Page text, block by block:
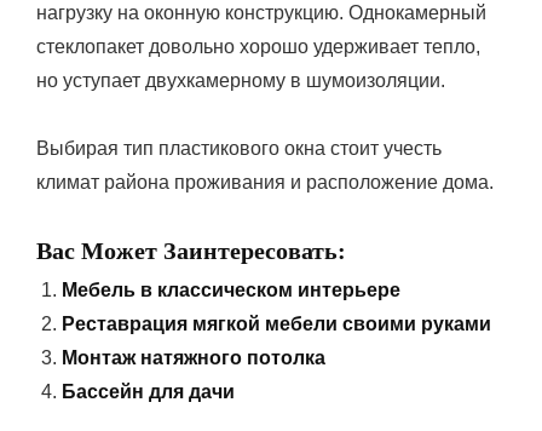
нагрузку на оконную конструкцию. Однокамерный
стеклопакет довольно хорошо удерживает тепло,
но уступает двухкамерному в шумоизоляции.
Выбирая тип пластикового окна стоит учесть
климат района проживания и расположение дома.
Вас Может Заинтересовать:
Мебель в классическом интерьере
Реставрация мягкой мебели своими руками
Монтаж натяжного потолка
Бассейн для дачи